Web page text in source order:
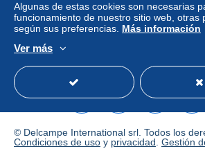
del vendedor.
Garantía:
Derecho de retracto
cargo del comprador.
Para saber el plazo de devolución y
consulte las
Algunas de estas cookies son necesarias
funcionamiento de nuestro sitio web, otras
según sus preferencias. Más información
Ver más
© Delcampe International srl. Todos los
Condiciones de uso y privacidad Gestión